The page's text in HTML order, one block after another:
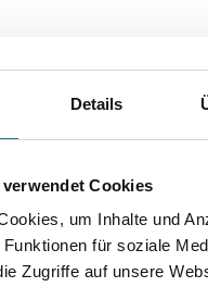
Details
Cookies
um Inhalte und
für soziale
Zugriffe auf unsere
Absaugring gleitet ruckfrei